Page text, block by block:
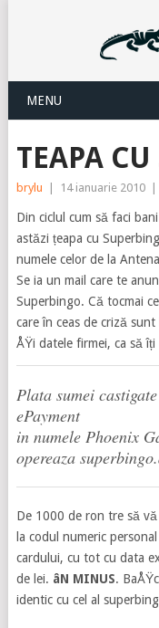
MENU
TEAPA
brylu 14 ianuarie 2010
Din ciclul cum să faci
astăzi țeapa cu
numele celor de la
Se ia un mail care te
Superbingo. Că tocmai
care în ceas de criză
ÅŸi datele firmei, ca să
Plata sumei
ePayment
in numele Phoenix
opereaza
De 1000 de ron tre să
la codul numeric
cardului, cu tot cu data
de lei. âN MINUS.
identic cu cel al